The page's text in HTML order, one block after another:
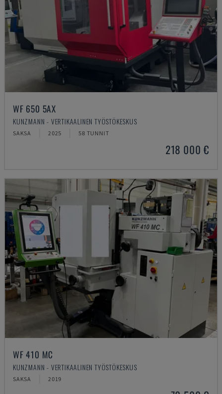
WF 650 5AX
KUNZMANN - VERTIKAALINEN TYÖSTÖKESKUS
SAKSA 2025 58 TUNNIT
218 000 €
WF 410 MC
KUNZMANN - VERTIKAALINEN TYÖSTÖKESKUS
SAKSA 2019